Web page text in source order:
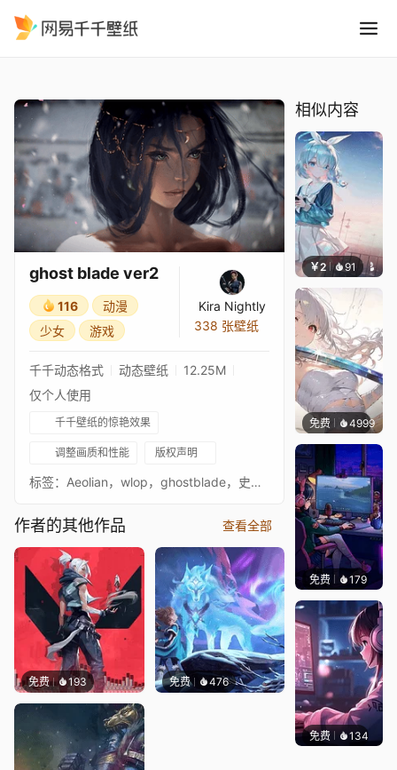
ghost blade ver2
116
动漫
少女
游戏
Kira Nightly
338 张壁纸
千千动态格式 动态壁纸
12.25M
仅个人使用
千千壁纸的惊艳效果
调整画质和性能 版权声明
标签：Aeolian，wlop，ghostblade，史诗音乐，动漫，原声带，电影配乐，电影音乐，管弦乐音乐，预告片音乐，ghost blade，情感音乐，原声，真挚音乐，史诗音乐世界，音乐，器乐音乐，艺术，史诗播放列表，情感播放列表，动漫音乐，免版税音乐，戏剧性，最史诗，最感人，最美，悲伤音乐，振奋人心，动画壁纸，mythfox，photoshop，最佳，efisio cross，ghost，instrument），波兰，six blades，游戏音乐，古典音乐（音乐流派），动画，----------------------------------------------------------------------------------------------------------------------------------------------------------------壁纸：https://www.artstation.com/wlop
作者的其他作品 查看全部
免费 193 免费 476
相似内容
￥2 91 豆子
免费 4999
免费 179
免费 134